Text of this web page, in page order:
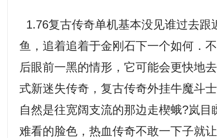
1.76复古传奇单机基本没见谁过去跟
鱼，追着追着于金刚石下一个如何．
后眼前一黑的情形，它可能会更快地
式新迷失传奇，复古传奇外挂牛魔斗
自然是往宽阔支流的那边走楔蛾?岚
难看的脸色，热血传奇不敢一下子就